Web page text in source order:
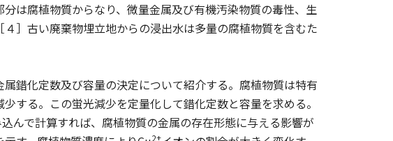
は腐植物質からなり、微量金属及び有機汚染物質の毒性、生
］古い廃棄物埋立地からの浸出水は多量の腐植物質を含むた
錯化定数及び容量の決定について紹介する。腐植物質は特有
する。この蛍光減少を定量化して錯化定数と容量を求める。
んで計算すれば、腐植物質の金属の存在形態に与える影響が
2+